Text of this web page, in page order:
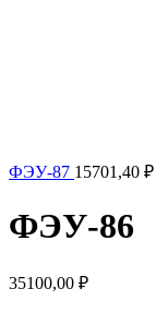
ФЭУ-87 15701,40 ₽
ФЭУ-86
35100,00 ₽